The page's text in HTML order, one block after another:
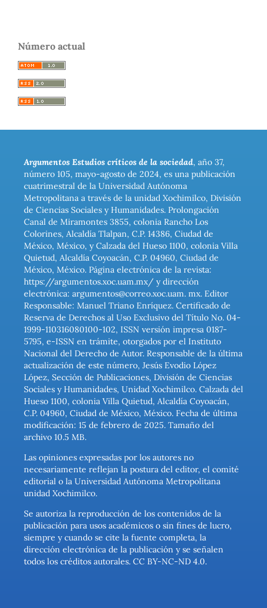
Número actual
Argumentos Estudios críticos de la sociedad, año 37,
número 105, mayo-agosto de 2024, es una publicación
cuatrimestral de la Universidad Autónoma
Metropolitana a través de la unidad Xochimilco, División
de Ciencias Sociales y Humanidades. Prolongación
Canal de Miramontes 3855, colonia Rancho Los
Colorines, Alcaldía Tlalpan, C.P. 14386, Ciudad de
México, México, y Calzada del Hueso 1100, colonia Villa
Quietud, Alcaldía Coyoacán, C.P. 04960, Ciudad de
México, México. Página electrónica de la revista:
https://argumentos.xoc.uam.mx/ y dirección
electrónica: argumentos@correo.xoc.uam. mx. Editor
Responsable: Manuel Triano Enríquez. Certificado de
Reserva de Derechos al Uso Exclusivo del Título No. 04-
1999-110316080100-102, ISSN versión impresa 0187-
5795, e-ISSN en trámite, otorgados por el Instituto
Nacional del Derecho de Autor. Responsable de la última
actualización de este número, Jesús Evodio López
López, Sección de Publicaciones, División de Ciencias
Sociales y Humanidades, Unidad Xochimilco. Calzada del
Hueso 1100, colonia Villa Quietud, Alcaldía Coyoacán,
C.P. 04960, Ciudad de México, México. Fecha de última
modificación: 15 de febrero de 2025. Tamaño del
archivo 10.5 MB.
Las opiniones expresadas por los autores no
necesariamente reflejan la postura del editor, el comité
editorial o la Universidad Autónoma Metropolitana
unidad Xochimilco.
Se autoriza la reproducción de los contenidos de la
publicación para usos académicos o sin fines de lucro,
siempre y cuando se cite la fuente completa, la
dirección electrónica de la publicación y se señalen
todos los créditos autorales. CC BY-NC-ND 4.0.